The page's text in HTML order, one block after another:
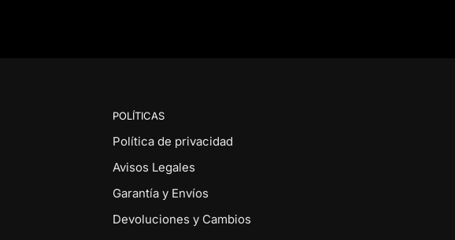
POLÍTICAS
Política de privacidad
Avisos Legales
Garantía y Envíos
Devoluciones y Cambios